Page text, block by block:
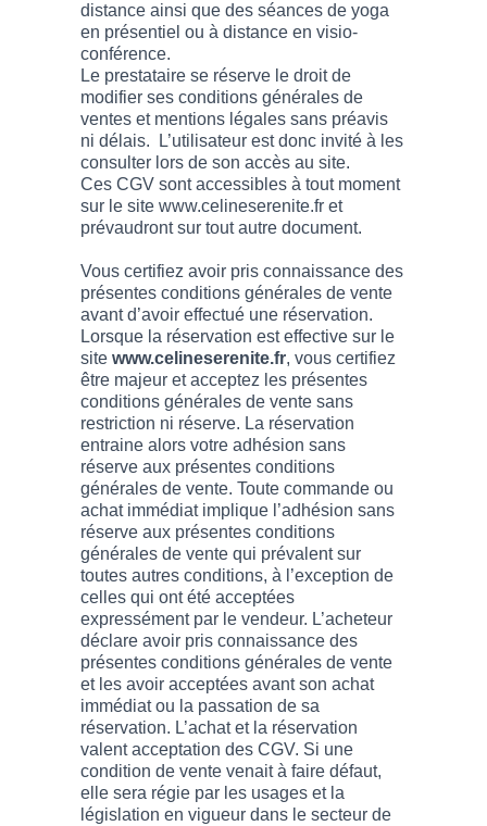
distance ainsi que des séances de yoga
en présentiel ou à distance en visio-
conférence.
Le prestataire se réserve le droit de
modifier ses conditions générales de
ventes et mentions légales sans préavis
ni délais. L’utilisateur est donc invité à les
consulter lors de son accès au site.
Ces CGV sont accessibles à tout moment
sur le site www.celineserenite.fr et
prévaudront sur tout autre document.
Vous certifiez avoir pris connaissance des
présentes conditions générales de vente
avant d’avoir effectué une réservation.
Lorsque la réservation est effective sur le
sitewww.celineserenite.fr, vous certifiez
être majeur et acceptez les présentes
conditions générales de vente sans
restriction ni réserve. La réservation
entraine alors votre adhésion sans
réserve aux présentes conditions
générales de vente. Toute commande ou
achat immédiat implique l’adhésion sans
réserve aux présentes conditions
générales de vente qui prévalent sur
toutes autres conditions, à l’exception de
celles qui ont été acceptées
expressément par le vendeur. L’acheteur
déclare avoir pris connaissance des
présentes conditions générales de vente
et les avoir acceptées avant son achat
immédiat ou la passation de sa
réservation. L’achat et la réservation
valent acceptation des CGV. Si une
condition de vente venait à faire défaut,
elle sera régie par les usages et la
législation en vigueur dans le secteur de